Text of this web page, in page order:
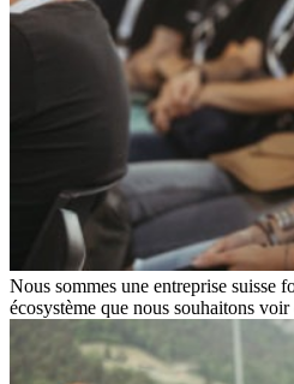
Nous sommes une entreprise suisse
écosystème que nous souhaitons